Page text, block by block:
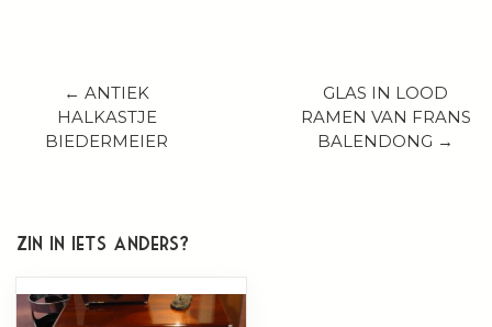
← ANTIEK
HALKASTJE
BIEDERMEIER
GLAS IN LOOD
RAMEN VAN FRANS
BALENDONG →
Zin in iets anders?